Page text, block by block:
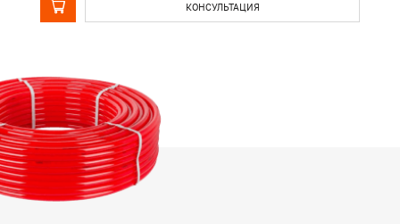
КОНСУЛЬТАЦИЯ